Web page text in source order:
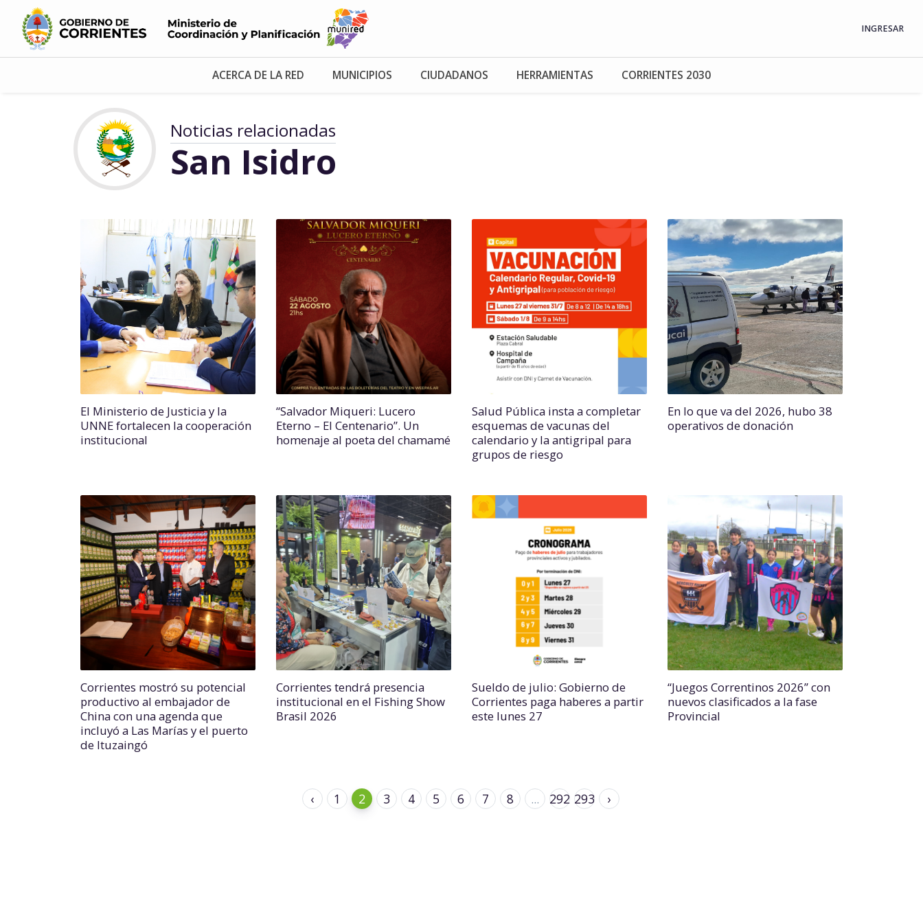
INGRESAR
ACERCA DE LA RED MUNICIPIOS CIUDADANOS HERRAMIENTAS CORRIENTES 2030
Noticias relacionadas
San Isidro
El Ministerio de Justicia y la
UNNE fortalecen la cooperación
institucional
“Salvador Miqueri: Lucero
Eterno – El Centenario”. Un
homenaje al poeta del chamamé
Salud Pública insta a completar
esquemas de vacunas del
calendario y la antigripal para
grupos de riesgo
En lo que va del 2026, hubo 38
operativos de donación
Corrientes mostró su potencial
productivo al embajador de
China con una agenda que
incluyó a Las Marías y el puerto
de Ituzaingó
Corrientes tendrá presencia
institucional en el Fishing Show
Brasil 2026
Sueldo de julio: Gobierno de
Corrientes paga haberes a partir
este lunes 27
“Juegos Correntinos 2026” con
nuevos clasificados a la fase
Provincial
‹ 1 2 3 4 5 6 7 8 ... 292 293 ›